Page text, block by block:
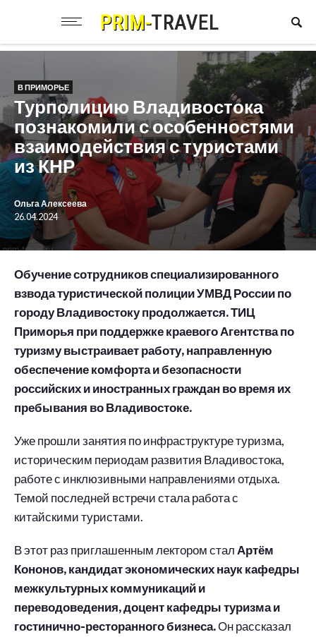
В ПРИМОРЬЕ
Турполицию Владивостока
познакомили с особенностями
взаимодействия с туристами
из КНР
Ольга Алексеева
26.04.2024
Обучение сотрудников специализированного
взвода туристической полиции УМВД России по
городу Владивостоку продолжается. ТИЦ
Приморья при поддержке краевого Агентства по
туризму выстраивает работу, направленную
обеспечение комфорта и безопасности
российских и иностранных граждан во время их
пребывания во Владивостоке.
Уже прошли занятия по инфраструктуре туризма,
историческим периодам развития Владивостока,
работе с инклюзивными направлениями отдыха.
Темой последней встречи стала работа с
китайскими туристами.
В этот раз приглашенным лектором стал Артём
Кононов, кандидат экономических наук кафедры
межкультурных коммуникаций и
переводоведения, доцент кафедры туризма и
гостинично-ресторанного бизнеса.Он рассказал